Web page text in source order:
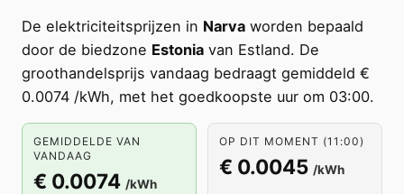
De elektriciteitsprijzen in Narva worden bepaald
door de biedzone Estonia van Estland. De
groothandelsprijs vandaag bedraagt gemiddeld €
0.0074 /kWh, met het goedkoopste uur om 03:00.
GEMIDDELDE VAN
VANDAAG
€ 0.0074 /kWh
OP DIT MOMENT (11:00)
€ 0.0045 /kWh